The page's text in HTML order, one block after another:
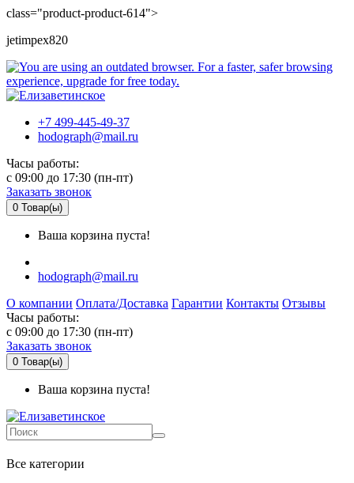
class="product-product-614">
jetimpex820
+7 499-445-49-37
hodograph@mail.ru
Часы работы:
c 09:00 до 17:30 (пн-пт)
Заказать звонок
0 Товар(ы)
Ваша корзина пуста!
hodograph@mail.ru
О компании Оплата/Доставка Гарантии Контакты Отзывы
Часы работы:
c 09:00 до 17:30 (пн-пт)
Заказать звонок
0 Товар(ы)
Ваша корзина пуста!
Все категории